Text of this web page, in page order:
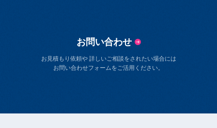
お問い合わせ
お見積もり依頼や 詳しいご相談をされたい場合には
お問い合わせフォームをご活用ください。